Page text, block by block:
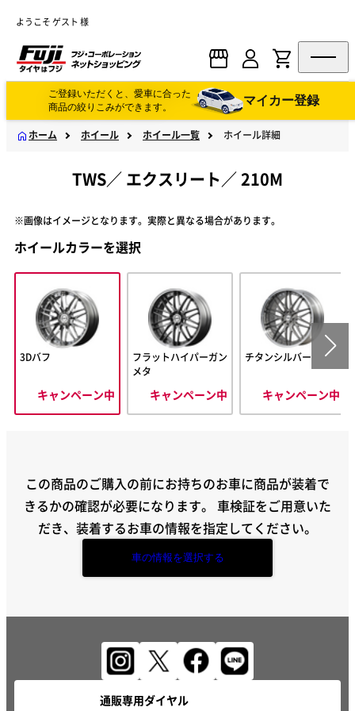
ようこそ ゲスト 様
ご登録いただくと、愛車に合った
商品の絞りこみができます。
マイカー登録
ホーム ホイール ホイール一覧 ホイール詳細
TWS／ エクスリート／210M
※画像はイメージとなります。実際と異なる場合があります。
ホイールカラーを選択
3Dバフ
キャンペーン中
フラットハイパーガン
メタ
キャンペーン中
チタンシルバー
キャンペーン中
この商品のご購入の前にお持ちのお車に商品が装着で
きるかの確認が必要になります。 車検証をご用意いた
だき、装着するお車の情報を指定してください。
車の情報を選択する
通販専用ダイヤル